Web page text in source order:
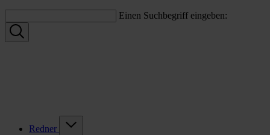
Einen Suchbegriff eingeben:
Redner